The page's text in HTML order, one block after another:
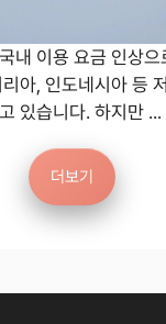
내 이용 요금 인상
아, 인도네시아 등
있습니다. 하지만 ...
더보기